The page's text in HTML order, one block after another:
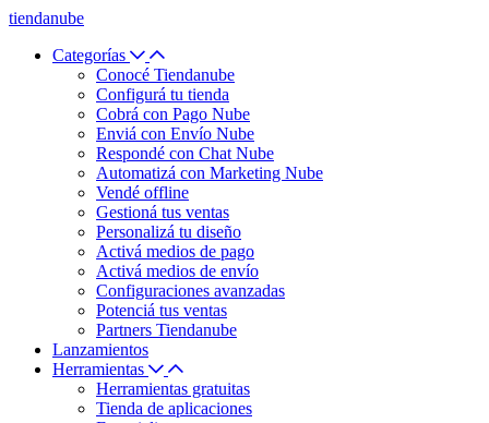
tiendanube
Categorías
Conocé Tiendanube
Configurá tu tienda
Cobrá con Pago Nube
Enviá con Envío Nube
Respondé con Chat Nube
Automatizá con Marketing Nube
Vendé offline
Gestioná tus ventas
Personalizá tu diseño
Activá medios de pago
Activá medios de envío
Configuraciones avanzadas
Potenciá tus ventas
Partners Tiendanube
Lanzamientos
Herramientas
Herramientas gratuitas
Tienda de aplicaciones